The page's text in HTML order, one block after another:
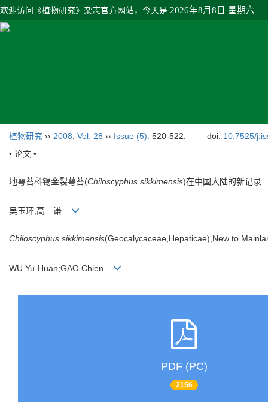
欢迎访问《植物研究》杂志官方网站，今天是 2026年8月8日 星期六
植物研究 ›› 2008 Vol. 28 ›› Issue (5): 520-522. doi: 10.7525/
• 论文 •
地萼苔科锡金裂萼苔(Chiloscyphus sikkimensis)在中国大陆的新记录
吴玉环;高 谦
Chiloscyphus sikkimensis(Geocalycaceae,Hepaticae),New to
WU Yu-Huan;GAO Chien
PDF (PC)
2156